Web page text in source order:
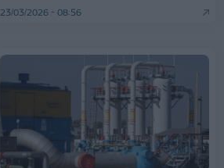
23/03/2026 - 08:56